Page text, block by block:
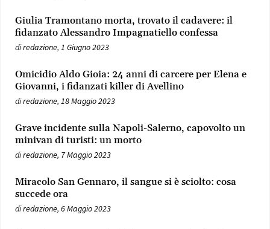
Giulia Tramontano morta, trovato il cadavere: il
fidanzato Alessandro Impagnatiello confessa
diredazione, 1 Giugno 2023
Omicidio Aldo Gioia: 24 anni di carcere per Elena e
Giovanni, i fidanzati killer di Avellino
diredazione, 18 Maggio 2023
Grave incidente sulla Napoli-Salerno, capovolto un
minivan di turisti: un morto
diredazione, 7 Maggio 2023
Miracolo San Gennaro, il sangue si è sciolto: cosa
succede ora
diredazione, 6 Maggio 2023